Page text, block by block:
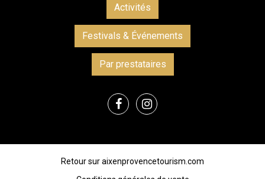
Activités
Festivals & Événements
Par prestataires
Retour sur aixenprovencetourism.com